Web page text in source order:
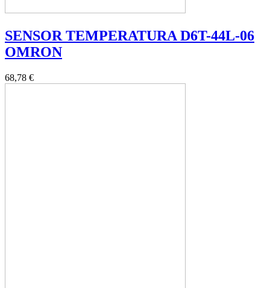
SENSOR TEMPERATURA D6T-44L-06
OMRON
68,78 €